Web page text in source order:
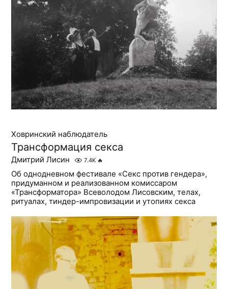
Ховринский наблюдатель
Трансформация секса
Дмитрий Лисин 7.4K 🔥
Об однодневном фестивале «Секс против гендера»,
придуманном и реализованном комиссаром
«Трансформатора» Всеволодом Лисовским, телах,
ритуалах, тиндер-импровизации и утопиях секса